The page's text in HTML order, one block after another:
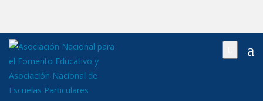
contenido